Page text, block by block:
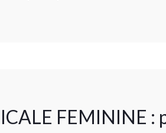
FEMININE :